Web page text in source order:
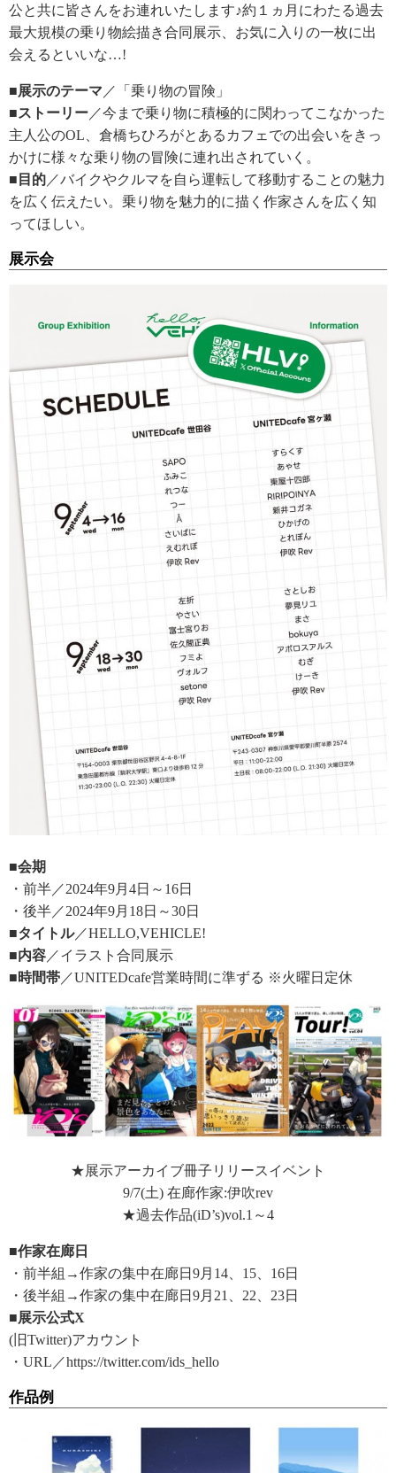
公と共に皆さんをお連れいたします♪約１ヵ月にわたる過去
最大規模の乗り物絵描き合同展示、お気に入りの一枚に出
会えるといいな…!
■展示のテーマ ／「乗り物の冒険」
■ストーリー ／今まで乗り物に積極的に関わってこなかった
主人公のOL、倉橋ちひろがとあるカフェでの出会いをきっ
かけに様々な乗り物の冒険に連れ出されていく。
■目的 ／バイクやクルマを自ら運転して移動することの魅力
を広く伝えたい。乗り物を魅力的に描く作家さんを広く知
ってほしい。
展示会
■会期
・前半／2024年9月4日～16日
・後半／2024年9月18日～30日
■タイトル／HELLO,VEHICLE!
■内容 ／イラスト合同展示
■時間帯 ／UNITEDcafe営業時間に準ずる ※火曜日定休
★展示アーカイブ冊子リリースイベント
9/7(土) 在廊作家:伊吹rev
★過去作品(iD’s)vol.1～4
■作家在廊日
・前半組→作家の集中在廊日9月14、15、16日
・後半組→作家の集中在廊日9月21、22、23日
■展示公式X
(旧Twitter)アカウント
・URL／https://twitter.com/ids_hello
作品例